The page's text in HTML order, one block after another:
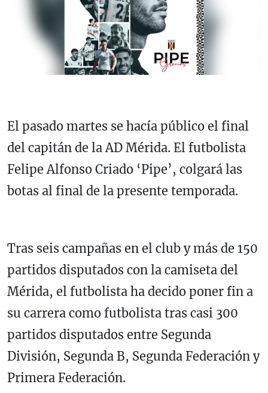
El pasado martes se hacía público el final
del capitán de la AD Mérida. El futbolista
Felipe Alfonso Criado ‘Pipe’, colgará las
botas al final de la presente temporada.
Tras seis campañas en el club y más de 150
partidos disputados con la camiseta del
Mérida, el futbolista ha decido poner fin a
su carrera como futbolista tras casi 300
partidos disputados entre Segunda
División, Segunda B, Segunda Federación y
Primera Federación.